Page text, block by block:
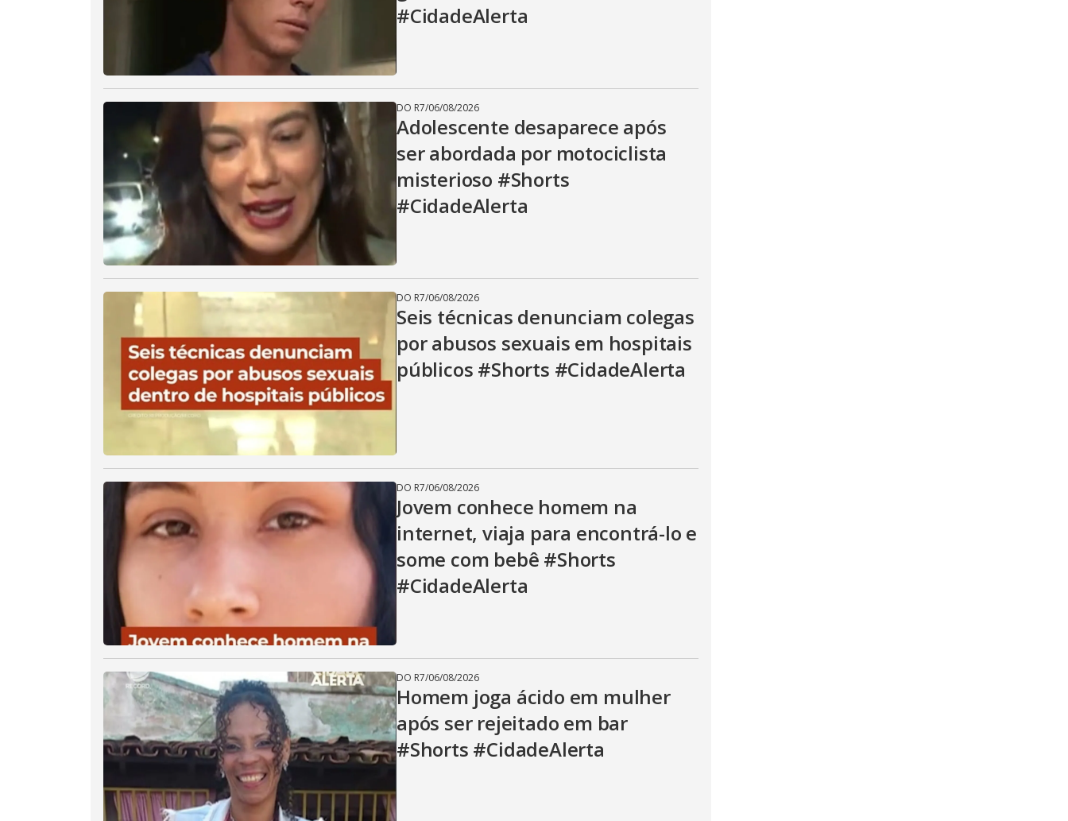
d
e
o
#CidadeAlerta
DO R7/06/08/2026
Adolescente desaparece após
ser abordada por motociclista
misterioso #Shorts
#CidadeAlerta
DO R7/06/08/2026
Seis técnicas denunciam colegas
por abusos sexuais em hospitais
públicos #Shorts #CidadeAlerta
DO R7/06/08/2026
Jovem conhece homem na
internet, viaja para encontrá-lo e
some com bebê #Shorts
#CidadeAlerta
DO R7/06/08/2026
Homem joga ácido em mulher
após ser rejeitado em bar
#Shorts #CidadeAlerta